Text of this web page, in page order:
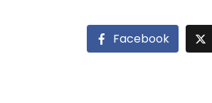
Facebook